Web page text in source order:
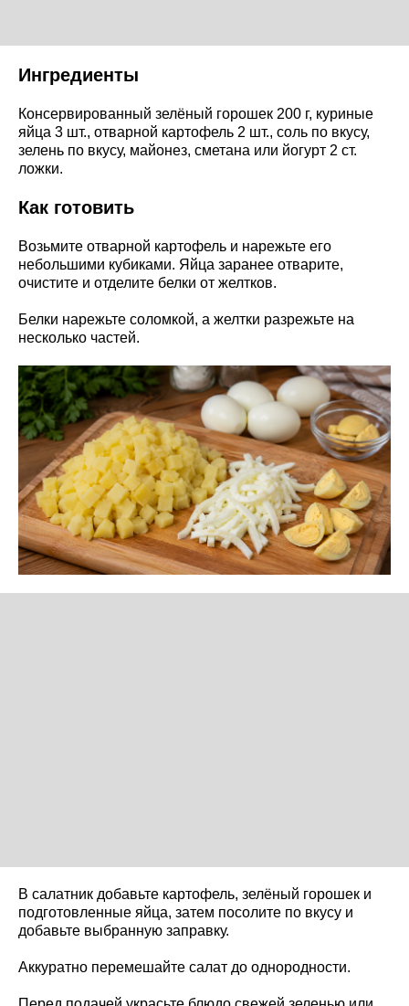
Ингредиенты
Консервированный зелёный горошек 200 г, куриные
яйца 3 шт., отварной картофель 2 шт., соль по вкусу,
зелень по вкусу, майонез, сметана или йогурт 2 ст.
ложки.
Как готовить
Возьмите отварной картофель и нарежьте его
небольшими кубиками. Яйца заранее отварите,
очистите и отделите белки от желтков.
Белки нарежьте соломкой, а желтки разрежьте на
несколько частей.
В салатник добавьте картофель, зелёный горошек и
подготовленные яйца, затем посолите по вкусу и
добавьте выбранную заправку.
Аккуратно перемешайте салат до однородности.